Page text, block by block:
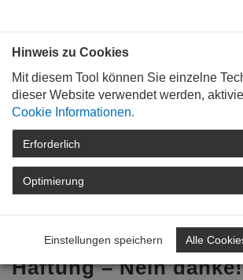
STARTSEITE
DETAIL
Haftung – Nein danke!
Hinweis zu Cookies
Mit diesem Tool können Sie einzelne
dieser Website verwendet werden,
Cookie Informationen.
Erforderlich
Optimierung
Einstellungen speichern Alle